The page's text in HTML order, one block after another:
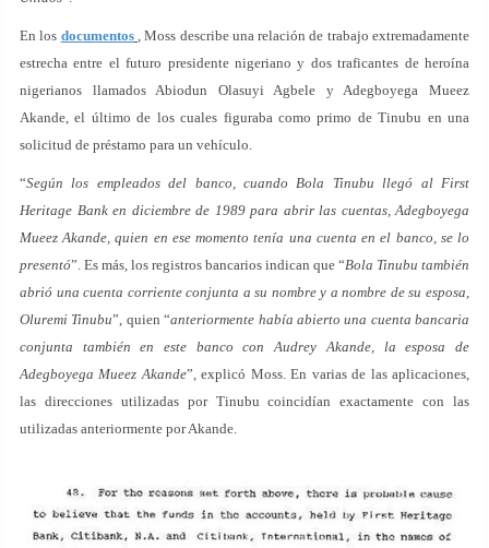
En los documentos , Moss describe una relación de trabajo extremadamente
estrecha entre el futuro presidente nigeriano y dos traficantes de heroína
nigerianos llamados Abiodun Olasuyi Agbele y Adegboyega Mueez
Akande, el último de los cuales figuraba como primo de Tinubu en una
solicitud de préstamo para un vehículo.
“Según los empleados del banco, cuando Bola Tinubu llegó al First
Heritage Bank en diciembre de 1989 para abrir las cuentas, Adegboyega
Mueez Akande, quien en ese momento tenía una cuenta en el banco, se lo
presentó”. Es más, los registros bancarios indican que “Bola Tinubu también
abrió una cuenta corriente conjunta a su nombre y a nombre de su esposa,
Oluremi Tinubu”, quien “anteriormente había abierto una cuenta bancaria
conjunta también en este banco con Audrey Akande, la esposa de
Adegboyega Mueez Akande”, explicó Moss. En varias de las aplicaciones,
las direcciones utilizadas por Tinubu coincidían exactamente con las
utilizadas anteriormente por Akande.